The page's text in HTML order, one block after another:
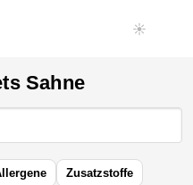
☀️
Sahne
Zusatzstoffe